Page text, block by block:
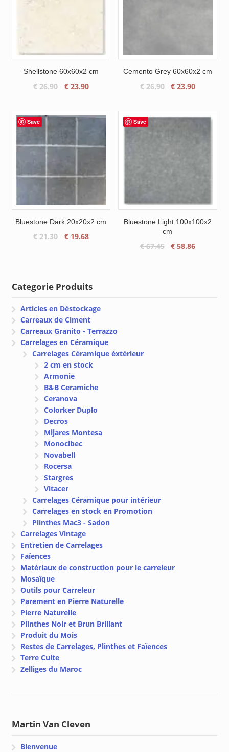
Shellstone 60x60x2 cm
€26.90
Le
était :
€ 26.90.
€23.90Le
est :
Cemento Grey 60x60x2 cm
€26.90
Le
était :
€ 23.90Le
est :
Save
Bluestone Dark 20x20x2 cm
€21.30
Le
€ 21.30.
€19.68Le
Save
Bluestone Light 100x100x2
cm
€67.45
Le
€ 58.86Le
Categorie Produits
Articles en Déstockage
Carreaux de Ciment
Carreaux Granito - Terrazzo
Carrelages en Céramique
Carrelages Céramique éxtérieur
2 cm en stock
Armonie
B&B Ceramiche
Ceranova
Colorker Duplo
Decros
Mijares Montesa
Monocibec
Novabell
Rocersa
Stargres
Vitacer
Carrelages Céramique pour intérieur
Carrelages en stock en Promotion
Plinthes Mac3 - Sadon
Carrelages Vintage
Entretien de Carrelages
Faïences
Matériaux de construction pour le carreleur
Mosaïque
Outils pour Carreleur
Parement en Pierre Naturelle
Pierre Naturelle
Plinthes Noir et Brun Brillant
Produit du Mois
Restes de Carrelages, Plinthes et Faïences
Terre Cuite
Zelliges du Maroc
Martin Van Cleven
Bienvenue